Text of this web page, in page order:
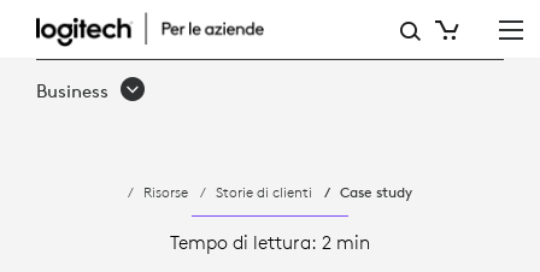
CASE
STUDY:
SUPPORTA
Business
Risorse Storie di clienti Case study
Tempo di lettura: 2 min